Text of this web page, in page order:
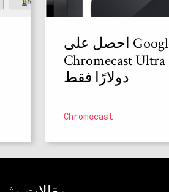
احصل على Google
Chromecast Ultra مقابل 59
دولارًا فقط
Chromecast